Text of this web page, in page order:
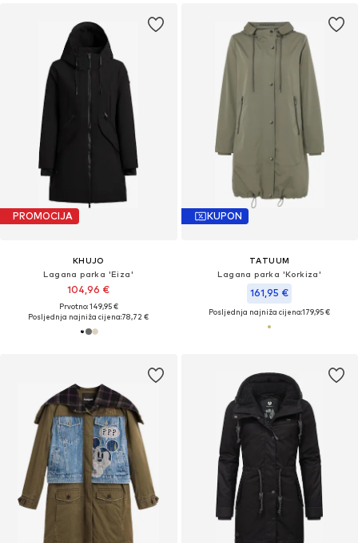
PROMOCIJA
KHUJO
Lagana parka 'Eiza'
104,96 €
Prvotno: 149,95 €
Posljednja najniža cijena:78,72 €
KUPON
TATUUM
Lagana parka 'Korkiza'
161,95 €
Posljednja najniža cijena:179,95 €